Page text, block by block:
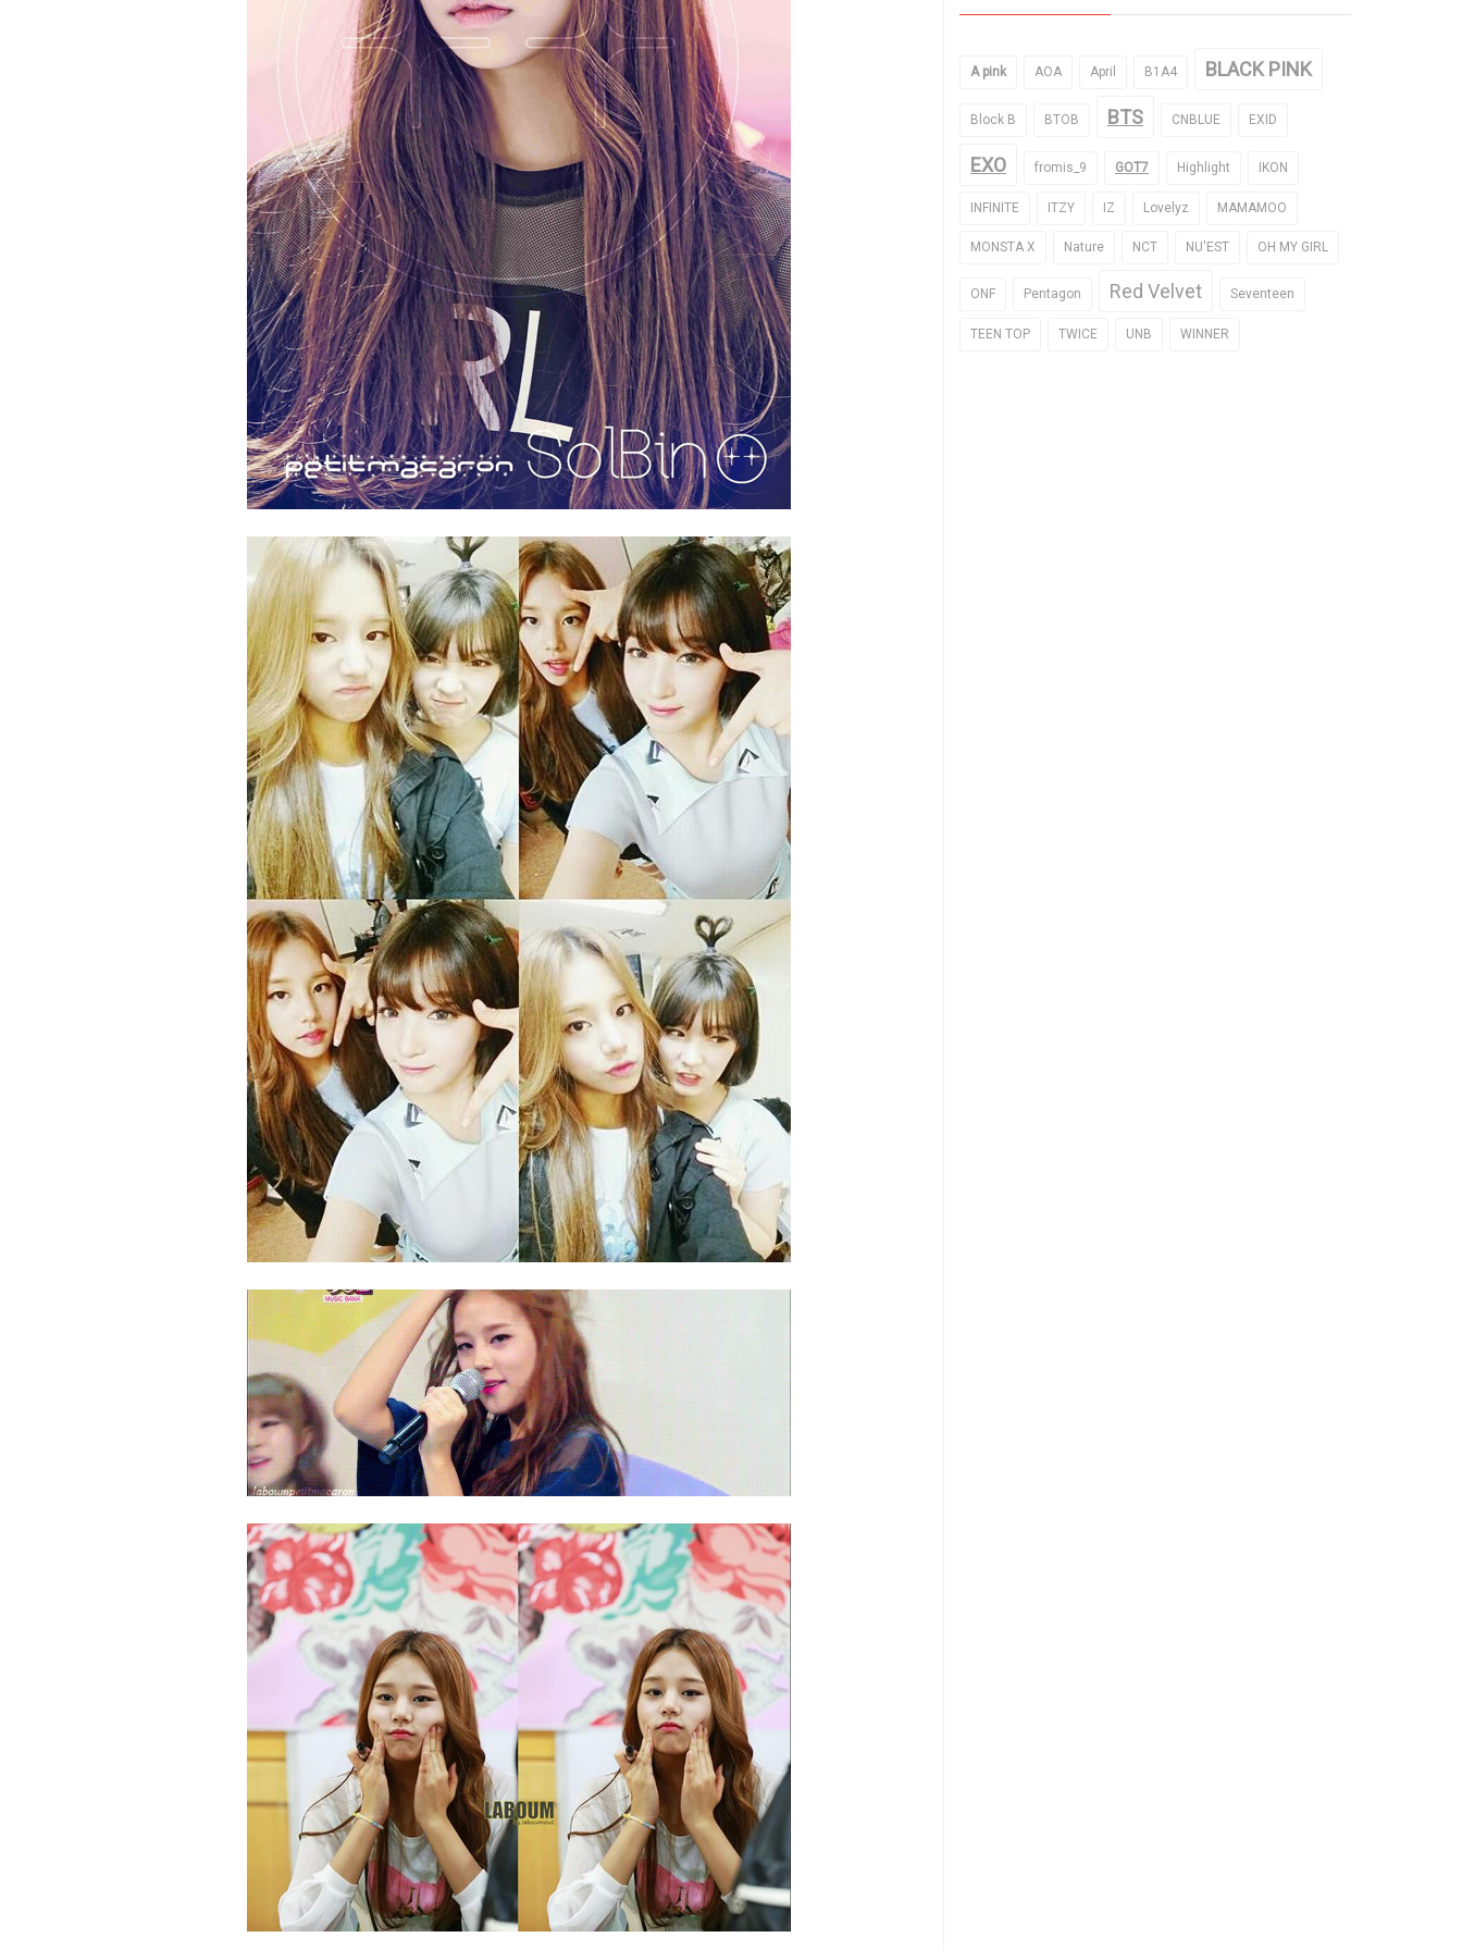
A pink AOA April B1A4 BLACK PINK
Block B BTOB BTS CNBLUE EXID
EXO fromis_9 GOT7 Highlight IKON
INFINITE ITZY IZ Lovelyz MAMAMOO
MONSTA X Nature NCT NU'EST OH MY GIRL
ONF Pentagon Red Velvet Seventeen
TEEN TOP TWICE UNB WINNER